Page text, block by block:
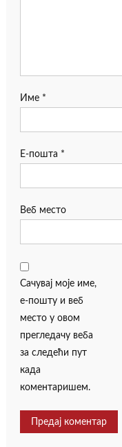
Име *
Е-пошта *
Веб место
Сачувај моје име,
е-пошту и веб
место у овом
прегледачу веба
за следећи пут
када
коментаришем.